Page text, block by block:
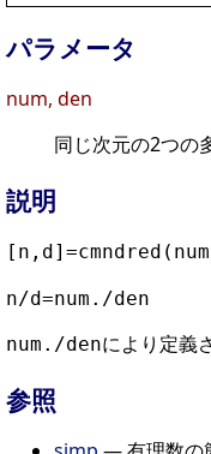
パラメータ
num, den
同じ次元の2つの
説明
n/d=num./den
num./denにより定義
参照